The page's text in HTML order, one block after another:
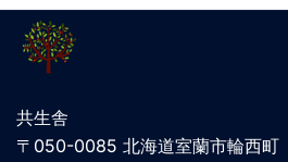
共生舎
〒050-0085 北海道室蘭市輪西町